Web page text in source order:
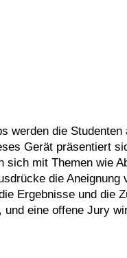
werden die
Gerät präsentiert
mit Themen wie
die
Ergebnisse und
eine offene Jury